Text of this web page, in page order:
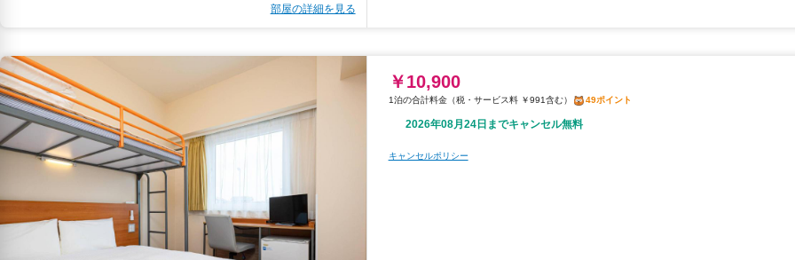
部屋の詳細を見る
￥10,900
税・サービス料 ￥991含む 49ポイント
2026年08月24日までキャンセル無料
キャンセルポリシー